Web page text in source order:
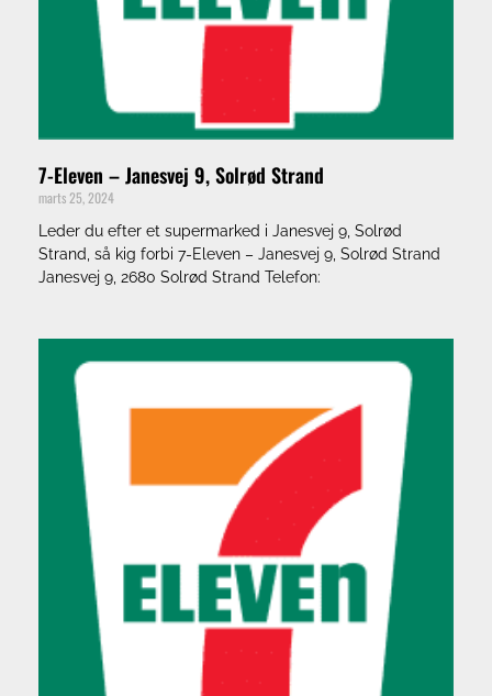
7-Eleven – Janesvej 9, Solrød Strand
marts 25, 2024
Leder du efter et supermarked i Janesvej 9, Solrød
Strand, så kig forbi 7-Eleven – Janesvej 9, Solrød Strand
Janesvej 9, 2680 Solrød Strand Telefon: